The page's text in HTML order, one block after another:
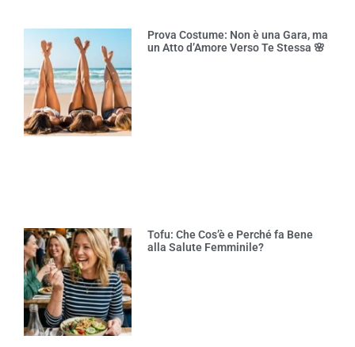
Prova Costume: Non è una Gara, ma
un Atto d’Amore Verso Te Stessa 🌸
Tofu: Che Cos’è e Perché fa Bene
alla Salute Femminile?